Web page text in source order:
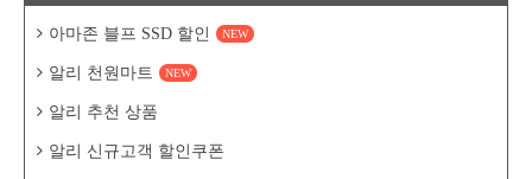
아마존 블프 SSD 할인 NEW
알리 천원마트 NEW
알리 추천 상품
알리 신규고객 할인쿠폰